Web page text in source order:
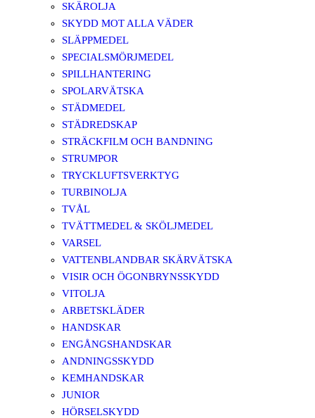
SKÄROLJA
SKYDD MOT ALLA VÄDER
SLÄPPMEDEL
SPECIALSMÖRJMEDEL
SPILLHANTERING
SPOLARVÄTSKA
STÄDMEDEL
STÄDREDSKAP
STRÄCKFILM OCH BANDNING
STRUMPOR
TRYCKLUFTSVERKTYG
TURBINOLJA
TVÅL
TVÄTTMEDEL & SKÖLJMEDEL
VARSEL
VATTENBLANDBAR SKÄRVÄTSKA
VISIR OCH ÖGONBRYNSSKYDD
VITOLJA
ARBETSKLÄDER
HANDSKAR
ENGÅNGSHANDSKAR
ANDNINGSSKYDD
KEMHANDSKAR
JUNIOR
HÖRSELSKYDD